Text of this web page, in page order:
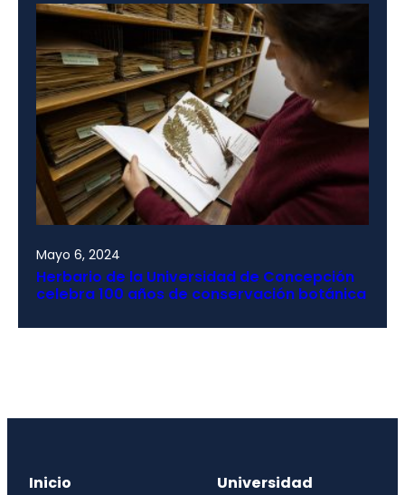
Mayo 6, 2024
Herbario de la Universidad de Concepción
celebra 100 años de conservación botánica
Inicio Universidad